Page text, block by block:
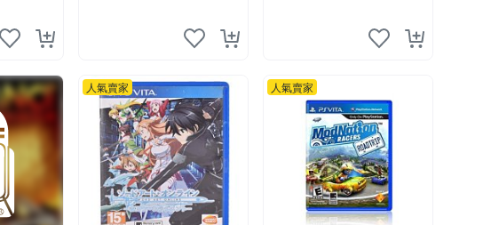
人氣賣家 人氣賣家